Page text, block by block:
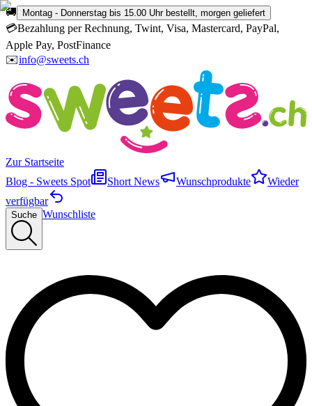
🚚 Montag - Donnerstag bis 15.00 Uhr bestellt, morgen geliefert
💳Bezahlung per Rechnung, Twint, Visa, Mastercard, PayPal,
Apple Pay, PostFinance
✉️info@sweets.ch
Zur Startseite
Blog - Sweets Spot
Short News Wunschprodukte
Wieder
verfügbar
Suche Wunschliste